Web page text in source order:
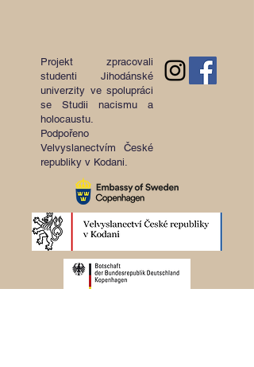
Projekt zpracovali
studenti Jihodánské
univerzity ve spolupráci
se Studii nacismu a
holocaustu.
Podpořeno
Velvyslanectvím České
republiky v Kodani.